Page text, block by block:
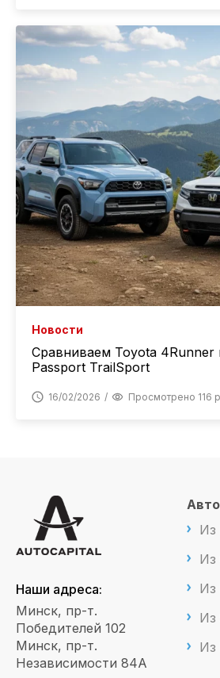
Новости
Сравниваем Toyota 4Runner
Passport TrailSport
16/02/2026 Просмотрено 116
Наши адреса:
Минск, пр-т.
Победителей 102
Минск, пр-т.
Независимости 84А
Из
Из
Из
Из